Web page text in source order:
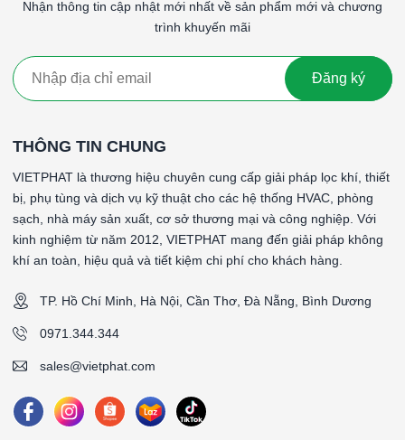
####
Nhận thông tin cập nhật mới nhất về sản phẩm mới và chương
trình khuyến mãi
Đăng ký
THÔNG TIN CHUNG
VIETPHAT là thương hiệu chuyên cung cấp giải pháp lọc khí, thiết
bị, phụ tùng và dịch vụ kỹ thuật cho các hệ thống HVAC, phòng
sạch, nhà máy sản xuất, cơ sở thương mại và công nghiệp. Với
kinh nghiệm từ năm 2012, VIETPHAT mang đến giải pháp không
khí an toàn, hiệu quả và tiết kiệm chi phí cho khách hàng.
TP. Hồ Chí Minh, Hà Nội, Cần Thơ, Đà Nẵng, Bình Dương
0971.344.344
sales@vietphat.com